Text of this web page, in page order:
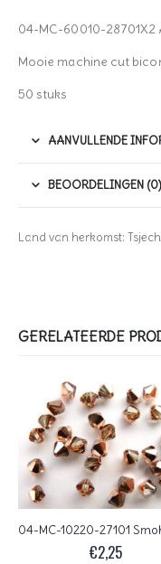
04-MC-60010-
Mooie machine cut
50 stuks
AANVULLENDE
BEOORDELINGEN (0)
Land van herkomst:
GERELATEERDE
€2,25